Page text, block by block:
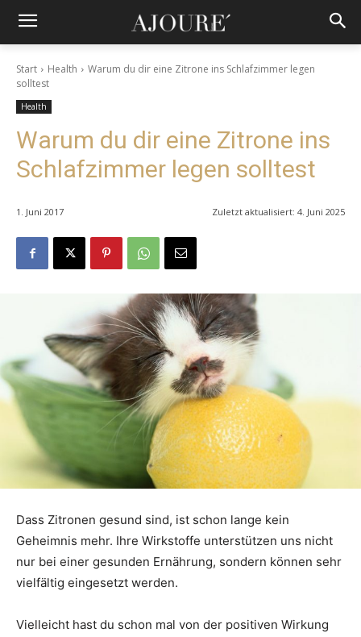
Start Health
Warum du dir eine Zitrone ins Schlafzimmer legen
solltest
Health
Warum du dir eine Zitrone ins
Schlafzimmer legen solltest
1. Juni 2017 Zuletzt aktualisiert: 4. Juni 2025
Dass Zitronen gesund sind, ist schon lange kein
Geheimnis mehr. Ihre Wirkstoffe unterstützen uns nicht
nur bei einer gesunden Ernährung, sondern können sehr
vielfältig eingesetzt werden.
Vielleicht hast du schon mal von der positiven Wirkung